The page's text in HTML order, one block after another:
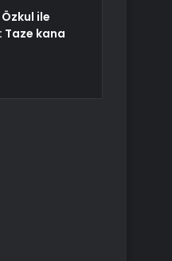
ile
Taze kana